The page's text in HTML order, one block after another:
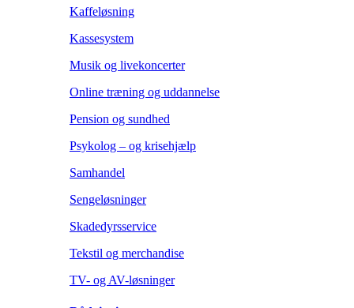
Kaffeløsning
Kassesystem
Musik og livekoncerter
Online træning og uddannelse
Pension og sundhed
Psykolog – og krisehjælp
Samhandel
Sengeløsninger
Skadedyrsservice
Tekstil og merchandise
TV- og AV-løsninger